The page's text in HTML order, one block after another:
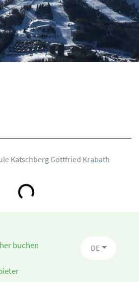
Katschberg Gottfried Krabath
Loading...
buchen DE